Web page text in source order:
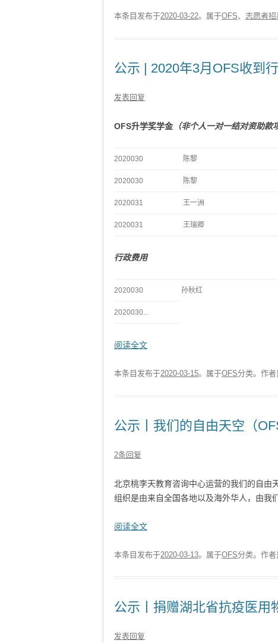
本条目发布于2020-03-22。属于OFS、 志愿者招
公示 | 2020年3月OFS收到
发表回复
OFS升学奖学金 （非个人一对一结对资助款
2020030 陈黎
2020030 陈黎
2020031 王一洲
2020031 王瑞卿
行政费用
2020030 孙秋红
2020030...
阅读全文
本条目发布于2020-03-15。属于OFS分类。 作者
公示丨我们的自由天空（
2条回复
北京桃李天教育咨询中心运营的我们的自由
组织是由来自全国各地以及海外华人，由我
阅读全文
本条目发布于2020-03-13。属于OFS分类。 作者
公示丨捐赠湖北省抗疫医用
发表回复